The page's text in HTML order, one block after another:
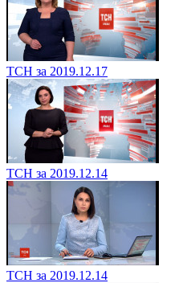
ТСН за 2019.12.17
ТСН за 2019.12.14
ТСН за 2019.12.14